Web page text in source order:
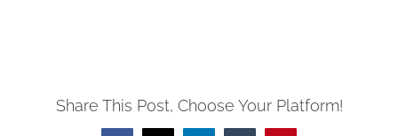
Share This Post, Choose Your Platform!